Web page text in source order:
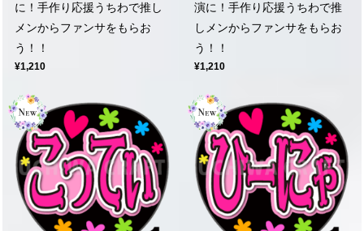
に！手作り応援うちわで推し
メンからファンサをもらお
う！！
¥1,210
演に！手作り応援うちわで推
しメンからファンサをもらお
う！！
¥1,210